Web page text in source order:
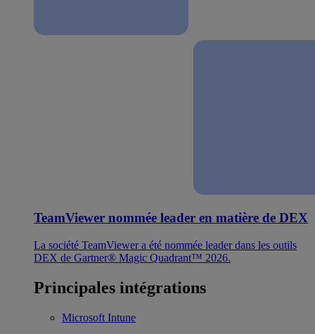
TeamViewer nommée leader en matière de DEX
La société TeamViewer a été nommée leader dans les outils
DEX de Gartner® Magic Quadrant™ 2026.
Principales intégrations
Microsoft Intune